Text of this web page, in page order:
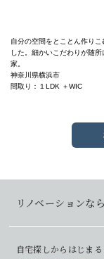
自分の空間をとことん作りこ
した。細かいこだわりが随
家。
神奈川県横浜市
間取り：１LDK ＋WIC
リノベーションな
自宅探しからはじま